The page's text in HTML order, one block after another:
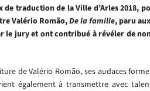
traduction de la Ville d’Arles 2018,
Valério Romão,De la famille, paru
le jury et ont contribué à révéler de
de Valério Romão, ses audaces
également à transmettre avec